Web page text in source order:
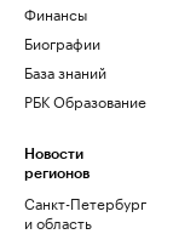
Финансы
Биографии
База знаний
РБК Образование
Новости
регионов
Санкт-Петербург
и область